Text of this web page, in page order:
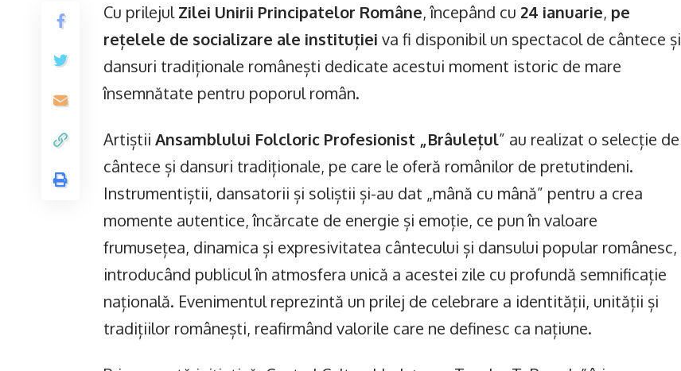
Cu prilejulZilei Unirii Principatelor Române, începând cu 24 ianuarie, pe
rețelele de socializare ale instituției va fi disponibil un spectacol de cântece și
dansuri tradiționale românești dedicate acestui moment istoric de mare
însemnătate pentru poporul român.
Artiștii Ansamblului Folcloric Profesionist „Brâulețul” au realizat o selecție de
cântece și dansuri tradiționale, pe care le oferă românilor de pretutindeni.
Instrumentiștii, dansatorii și soliștii și-au dat „mână cu mână” pentru a crea
momente autentice, încărcate de energie și emoție, ce pun în valoare
frumusețea, dinamica și expresivitatea cântecului și dansului popular românesc,
introducând publicul în atmosfera unică a acestei zile cu profundă semnificație
națională. Evenimentul reprezintă un prilej de celebrare a identității, unității și
tradițiilor românești, reafirmând valorile care ne definesc ca națiune.